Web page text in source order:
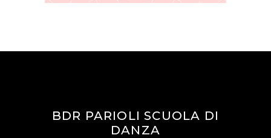
BDR PARIOLI SCUOLA DI
DANZA